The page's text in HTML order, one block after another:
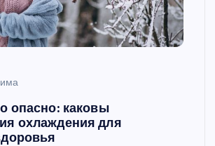
опасно: каковы
охлаждения для